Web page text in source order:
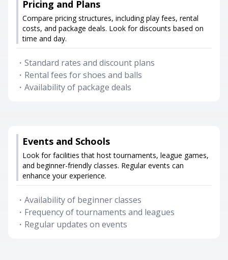
Pricing and Plans
Compare pricing structures, including play fees, rental
costs, and package deals. Look for discounts based on
time and day.
・ Standard rates and discount plans
・ Rental fees for shoes and balls
・ Availability of package deals
Events and Schools
Look for facilities that host tournaments, league games,
and beginner-friendly classes. Regular events can
enhance your experience.
・ Availability of beginner classes
・ Frequency of tournaments and leagues
・ Regular updates on events